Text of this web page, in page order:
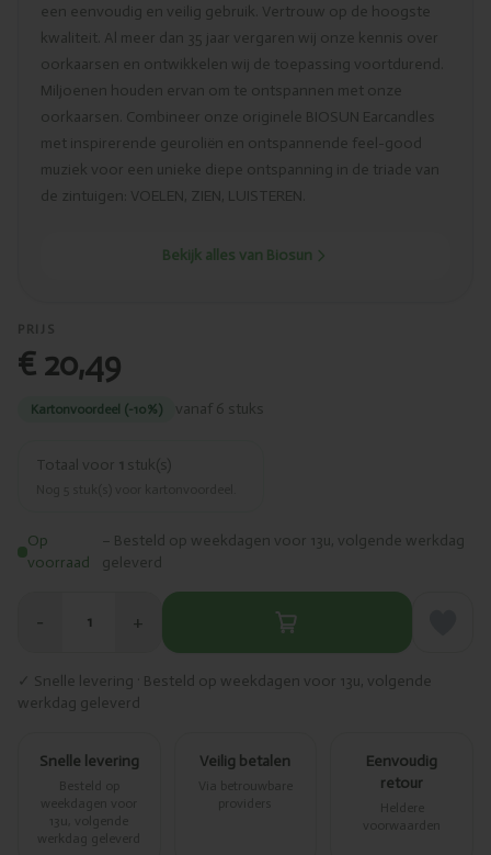
een eenvoudig en veilig gebruik. Vertrouw op de hoogste
kwaliteit. Al meer dan 35 jaar vergaren wij onze kennis over
oorkaarsen en ontwikkelen wij de toepassing voortdurend.
Miljoenen houden ervan om te ontspannen met onze
oorkaarsen. Combineer onze originele BIOSUN Earcandles
met inspirerende geuroliën en ontspannende feel-good
muziek voor een unieke diepe ontspanning in de triade van
de zintuigen: VOELEN, ZIEN, LUISTEREN.
Bekijk alles van Biosun
PRIJS
€ 20,49
Kartonvoordeel (-10%) vanaf 6 stuks
Totaal voor 1 stuk(s)
Op
voorraad
– Besteld op weekdagen voor 13u, volgende werkdag
geleverd
− 1 +
✓ Snelle levering · Besteld op weekdagen voor 13u, volgende
werkdag geleverd
Snelle levering
Besteld op
weekdagen voor
13u, volgende
werkdag geleverd
Veilig betalen
Via betrouwbare
providers
Eenvoudig
retour
Heldere
voorwaarden